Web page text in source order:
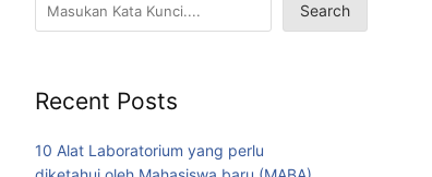
Search
Recent Posts
10 Alat Laboratorium yang perlu